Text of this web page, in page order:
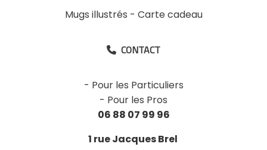
Mugs illustrés - Carte cadeau
 CONTACT
- Pour les Particuliers
- Pour les Pros
06 88 07 99 96
1 rue Jacques Brel